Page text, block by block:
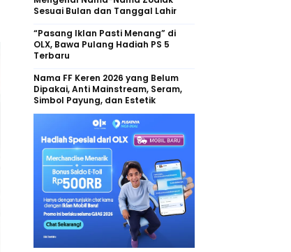
Sesuai Bulan dan Tanggal Lahir
“Pasang Iklan Pasti Menang” di
OLX, Bawa Pulang Hadiah PS 5
Terbaru
Nama FF Keren 2026 yang Belum
Dipakai, Anti Mainstream, Seram,
Simbol Payung, dan Estetik